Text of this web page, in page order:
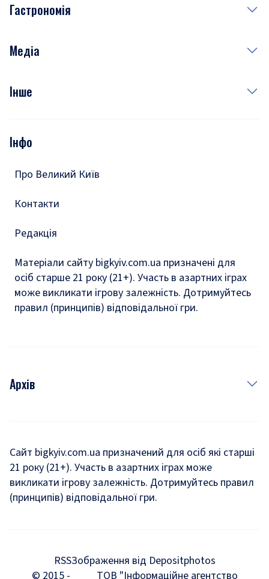
Субота
Краса
Гастрономія
Рецепти
Медіа
Фото
Подкасти
Інше
Тести
Інфо
Про Великий Київ
Контакти
Редакція
Матеріали сайту bigkyiv.com.ua призначені для
осіб старше 21 року (21+). Участь в азартних іграх
може викликати ігрову залежність. Дотримуйтесь
правил (принципів) відповідальної гри.
Архів
Комуналка
Хроніки війни
Мегаполіс
Сайт bigkyiv.com.ua призначений для осіб які старші
21 року (21+). Участь в азартних іграх може
викликати ігрову залежність. Дотримуйтесь правил
(принципів) відповідальної гри.
RSSЗображення від Depositphotos
© 2015 -
ТОВ "Інформаційне агентство